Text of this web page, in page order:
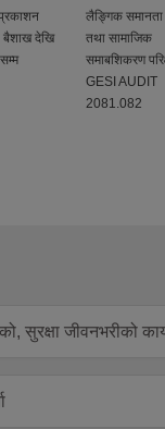
देखि
लैङ्गिक समानता
तथा सामाजिक
समाबशिकरण
GESI AUDIT
2081.082
सुरक्षा जीवनभरीको